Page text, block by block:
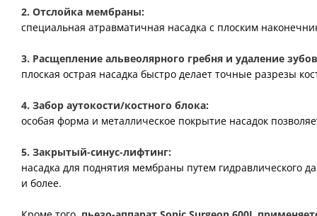
2. Отслойка мембраны:
специальная атравматичная насадка с плоским
3. Расщепление альвеолярного гребня и удаление
плоская острая насадка быстро делает точные разрезы
4. Забор аутокости/костного блока:
особая форма и металлическое покрытие насадок
5. Закрытый-синус-лифтинг:
насадка для поднятия мембраны путем гидравлического
и более.